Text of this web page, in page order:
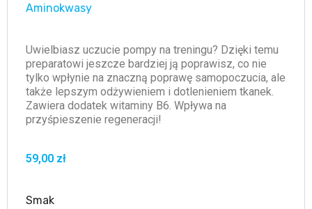
Aminokwasy
Uwielbiasz uczucie pompy na treningu? Dzięki temu
preparatowi jeszcze bardziej ją poprawisz, co nie
tylko wpłynie na znaczną poprawę samopoczucia, ale
także lepszym odżywieniem i dotlenieniem tkanek.
Zawiera dodatek witaminy B6. Wpływa na
przyśpieszenie regeneracji!
59,00 zł
Smak